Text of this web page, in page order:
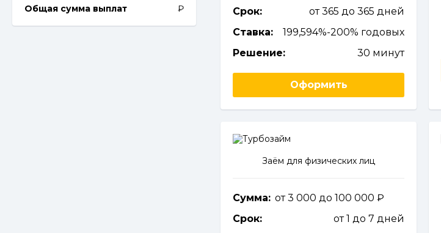
Общая сумма выплат
Срок:
от 365 до 365 дней
Ставка:
199,594%-200% годовых
Решение:
30 минут
Оформить
Заём для физических лиц
Сумма: от 3 000 до 100 000
Срок:
от 1 до 7 дней